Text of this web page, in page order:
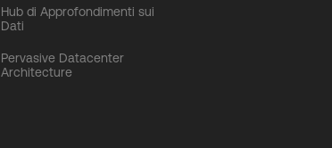
Hub di Approfondimenti sui
Dati
Pervasive Datacenter
Architecture